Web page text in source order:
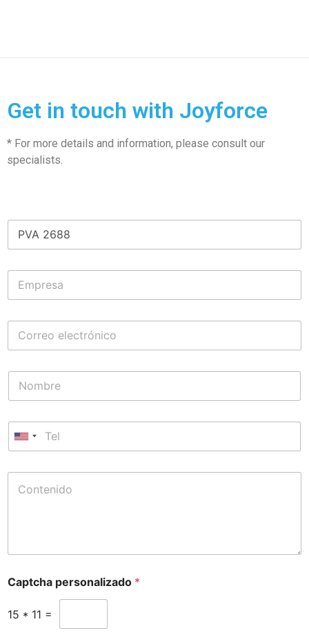
Get in touch with Joyforce
* For more details and information, please consult our
specialists.
Captcha personalizado *
15 * 11 =